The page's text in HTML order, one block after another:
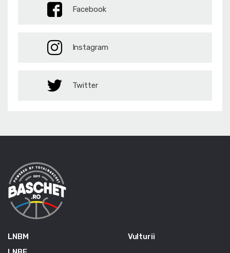
Facebook
Instagram
Twitter
LNBM
Vulturii